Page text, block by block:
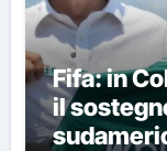
Fifa: in
il